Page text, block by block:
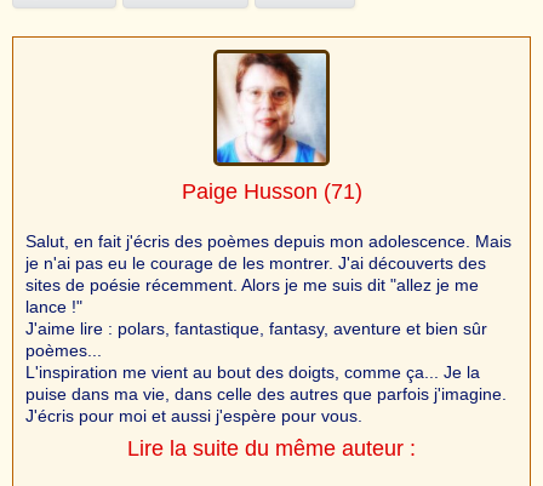
Paige Husson (71)
Salut, en fait j'écris des poèmes depuis mon adolescence. Mais
je n'ai pas eu le courage de les montrer. J'ai découverts des
sites de poésie récemment. Alors je me suis dit "allez je me
lance !"
J'aime lire : polars, fantastique, fantasy, aventure et bien sûr
poèmes...
L'inspiration me vient au bout des doigts, comme ça... Je la
puise dans ma vie, dans celle des autres que parfois j'imagine.
J'écris pour moi et aussi j'espère pour vous.
Lire la suite du même auteur :